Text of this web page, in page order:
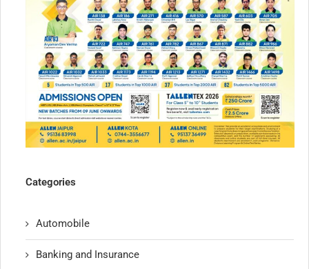
Categories
Automobile
Banking and Insurance